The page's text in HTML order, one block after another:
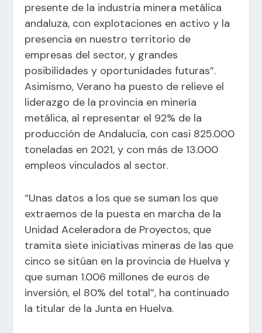
presente de la industria minera metálica
andaluza, con explotaciones en activo y la
presencia en nuestro territorio de
empresas del sector, y grandes
posibilidades y oportunidades futuras”.
Asimismo, Verano ha puesto de relieve el
liderazgo de la provincia en minería
metálica, al representar el 92% de la
producción de Andalucía, con casi 825.000
toneladas en 2021, y con más de 13.000
empleos vinculados al sector.
“Unas datos a los que se suman los que
extraemos de la puesta en marcha de la
Unidad Aceleradora de Proyectos, que
tramita siete iniciativas mineras de las que
cinco se sitúan en la provincia de Huelva y
que suman 1.006 millones de euros de
inversión, el 80% del total”, ha continuado
la titular de la Junta en Huelva.